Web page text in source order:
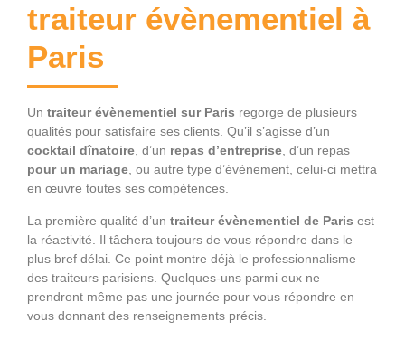
traiteur évènementiel à
Paris
Un traiteur évènementiel sur Paris regorge de plusieurs
qualités pour satisfaire ses clients. Qu’il s’agisse d’un
cocktail dînatoire , d’un repas d’entreprise , d’un repas
pour un mariage , ou autre type d’évènement, celui-ci mettra
en œuvre toutes ses compétences.
La première qualité d’un traiteur évènementiel de Paris est
la réactivité. Il tâchera toujours de vous répondre dans le
plus bref délai. Ce point montre déjà le professionnalisme
des traiteurs parisiens. Quelques-uns parmi eux ne
prendront même pas une journée pour vous répondre en
vous donnant des renseignements précis.